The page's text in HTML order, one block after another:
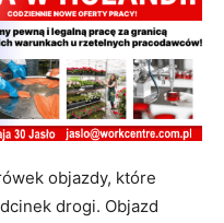
objazdy, które
drogi. Objazd